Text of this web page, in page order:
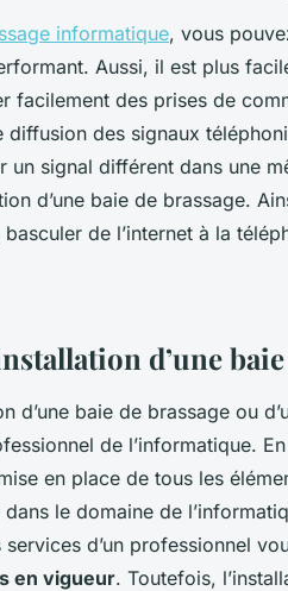
informatique, vous
Aussi, il est plus
facilement des prises de
diffusion des signaux
signal différent dans une
d’une baie de brassage.
de l’internet à la
d’une
d’une baie de brassage ou
de l’informatique.
en place de tous les
le domaine de
d’un professionnel
en vigueur. Toutefois,